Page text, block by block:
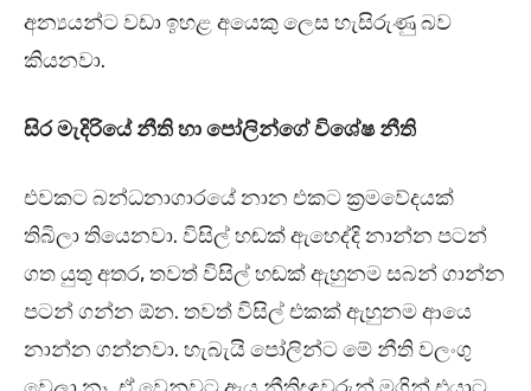
අන්‍යයන්ට වඩා ඉහළ අයෙකු ලෙස හැසිරුණු බව
කියනවා.
සිර මැදිරියේ නීති හා පෝලින්ගේ විශේෂ නීති
එවකට බන්ධනාගාරයේ නාන එකට ක්‍රමවේදයක්
තිබිලා තියෙනවා. විසිල් හඬක් ඇහෙද්දි නාන්න පටන්
ගත යුතු අතර, තවත් විසිල් හඬක් ඇහුනම සබන් ගාන්න
පටන් ගන්න ඕන. තවත් විසිල් එකක් ඇහුනම ආයෙ
නාන්න ගන්නවා. හැබැයි පෝලින්ට මේ නීති වලංගු